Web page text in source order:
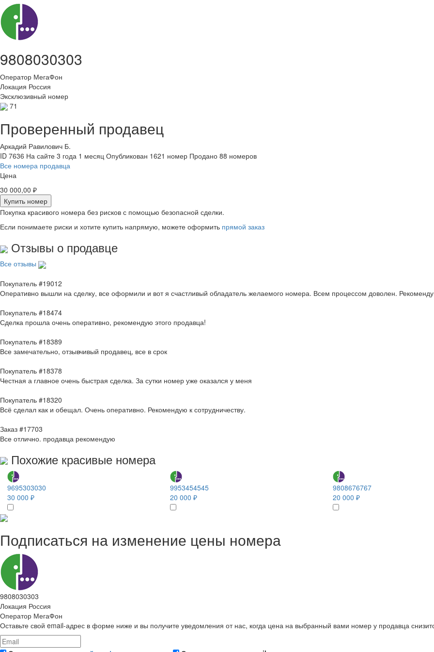
9808030303
Оператор МегаФон
Локация Россия
Эксклюзивный номер
71
Проверенный продавец
Аркадий Равилович Б.
ID 7636 На сайте 3 года 1 месяц Опубликован 1621 номер Продано 88 номеров
Все номера продавца
Цена
30 000,00 ₽
Купить номер
Покупка красивого номера без рисков с помощью безопасной сделки.
Если понимаете риски и хотите купить напрямую, можете оформить прямой заказ
Отзывы о продавце
Все отзывы
Покупатель #19012
Оперативно вышли на сделку, все оформили и вот я счастливый обладатель желаемого номера. Всем процессом доволен.
Покупатель #18474
Сделка прошла очень оперативно, рекомендую этого продавца!
Покупатель #18389
Все замечательно, отзывчивый продавец, все в срок
Покупатель #18378
Честная а главное очень быстрая сделка. За сутки номер уже оказался у меня
Покупатель #18320
Всё сделал как и обещал. Очень оперативно. Рекомендую к сотрудничеству.
Заказ #17703
Все отлично. продавца рекомендую
Похожие красивые номера
9695303030
30 000 ₽
9953454545
20 000 ₽
9808676767
20 000 ₽
Подписаться на изменение цены номера
9808030303
Локация Россия
Оператор МегаФон
Оставьте свой email-адрес в форме ниже и вы получите уведомления от нас, когда цена на выбранный вами номер у продавца